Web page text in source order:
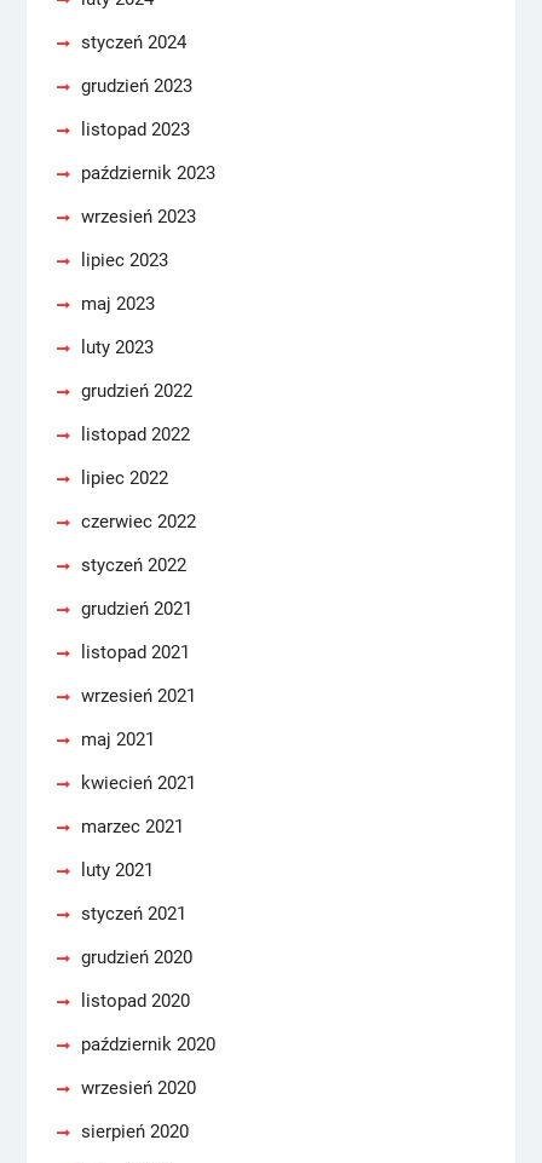
styczeń 2024
grudzień 2023
listopad 2023
październik 2023
wrzesień 2023
lipiec 2023
maj 2023
luty 2023
grudzień 2022
listopad 2022
lipiec 2022
czerwiec 2022
styczeń 2022
grudzień 2021
listopad 2021
wrzesień 2021
maj 2021
kwiecień 2021
marzec 2021
luty 2021
styczeń 2021
grudzień 2020
listopad 2020
październik 2020
wrzesień 2020
sierpień 2020